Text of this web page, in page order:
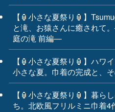
【🏮小さな夏祭り🏮】
と滝、お猿さんに癒されて
庭の滝 前編―
【🏮小さな夏祭り🏮】ハワ
小さな夏。巾着の完成と、
【🏮小さな夏祭り🏮】暮ら
ち。北欧風フリルミニ巾着4